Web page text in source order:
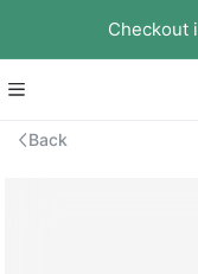
Checkout
Back